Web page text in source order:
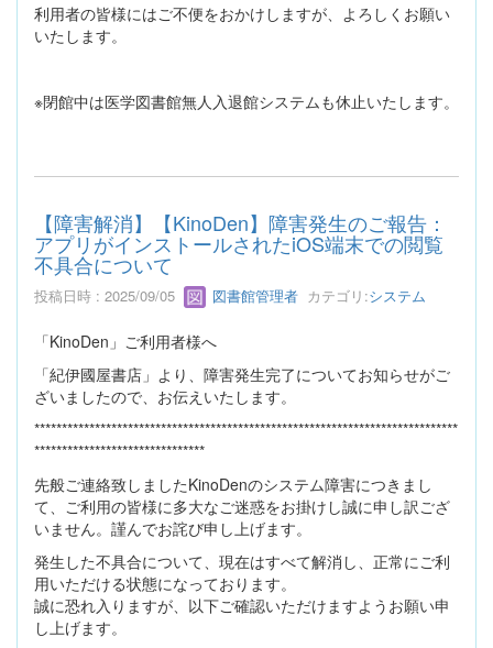
利用者の皆様にはご不便をおかけしますが、よろしくお願い
いたします。
※閉館中は医学図書館無人入退館システムも休止いたします。
【障害解消】【KinoDen】障害発生のご報告：
アプリがインストールされたiOS端末での閲覧
不具合について
投稿日時 : 2025/09/05 図書館管理者 カテゴリ:システム
「KinoDen」ご利用者様へ
「紀伊國屋書店」より、障害発生完了についてお知らせがご
ざいましたので、お伝えいたします。
*****************************************************************************
*******************************
先般ご連絡致しましたKinoDenのシステム障害につきまし
て、ご利用の皆様に多大なご迷惑をお掛けし誠に申し訳ござ
いません。謹んでお詫び申し上げます。
発生した不具合について、現在はすべて解消し、正常にご利
用いただける状態になっております。
誠に恐れ入りますが、以下ご確認いただけますようお願い申
し上げます。